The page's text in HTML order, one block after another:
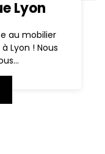
Lyon
au mobilier
Lyon ! Nous